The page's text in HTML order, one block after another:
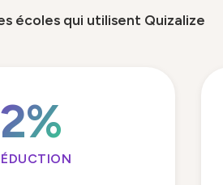
écoles qui utilisent Quizalize